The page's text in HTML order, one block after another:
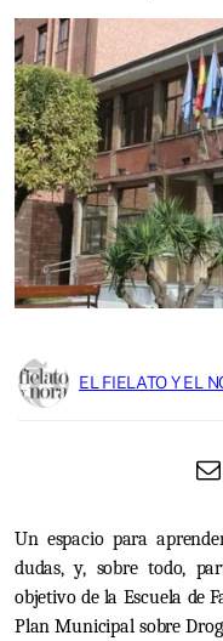
EL FIELATO Y EL
Un espacio para
dudas, y, sobre todo,
objetivo de la Escuela de
Plan Municipal sobre